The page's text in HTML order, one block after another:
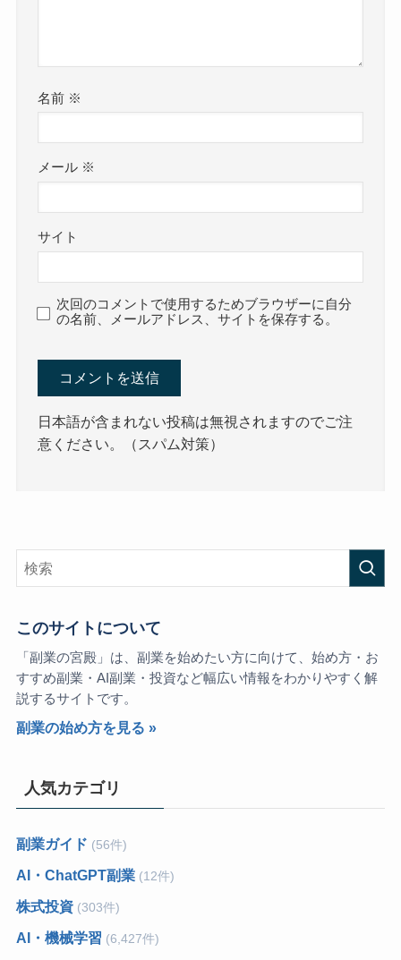
名前 ※
メール ※
サイト
次回のコメントで使用するためブラウザーに自分
の名前、メールアドレス、サイトを保存する。
日本語が含まれない投稿は無視されますのでご注
意ください。（スパム対策）
このサイトについて
「副業の宮殿」は、副業を始めたい方に向けて、始め方・お
すすめ副業・AI副業・投資など幅広い情報をわかりやすく解
説するサイトです。
副業の始め方を見る »
人気カテゴリ
副業ガイド (56件)
AI・ChatGPT副業(12件)
株式投資(303件)
AI・機械学習 (6,427件)